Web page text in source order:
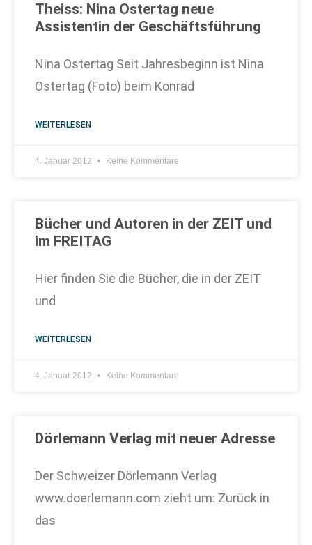
Theiss: Nina Ostertag neue
Assistentin der Geschäftsführung
Nina Ostertag Seit Jahresbeginn ist Nina
Ostertag (Foto) beim Konrad
WEITERLESEN
4. Januar 2012 Keine Kommentare
Bücher und Autoren in der ZEIT und
im FREITAG
Hier finden Sie die Bücher, die in der ZEIT
und
WEITERLESEN
4. Januar 2012 Keine Kommentare
Dörlemann Verlag mit neuer Adresse
Der Schweizer Dörlemann Verlag
www.doerlemann.com zieht um: Zurück in
das